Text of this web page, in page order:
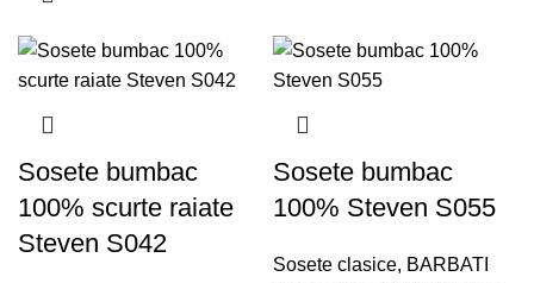
Sosete bumbac
100% scurte raiate
Steven S042
Sosete bumbac
100% Steven S055
Sosete clasice, BARBATI